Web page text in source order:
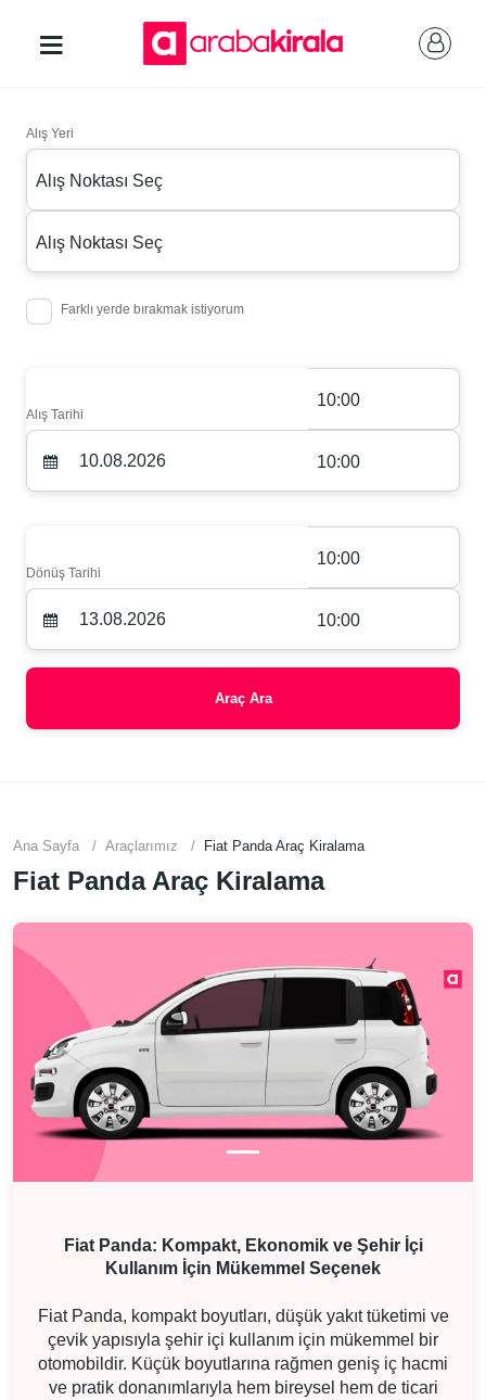
Alış Yeri
Alış Noktası Seç
Alış Noktası Seç
Farklı yerde bırakmak istiyorum
Alış Tarihi
10:00
10:00
Dönüş Tarihi
10:00
10:00
Araç Ara
Ana Sayfa Araçlarımız Fiat Panda Araç Kiralama
Fiat Panda Araç Kiralama
Fiat Panda: Kompakt, Ekonomik ve Şehir İçi
Kullanım İçin Mükemmel Seçenek
Fiat Panda, kompakt boyutları, düşük yakıt tüketimi ve
çevik yapısıyla şehir içi kullanım için mükemmel bir
otomobildir. Küçük boyutlarına rağmen geniş iç hacmi
ve pratik donanımlarıyla hem bireysel hem de ticari